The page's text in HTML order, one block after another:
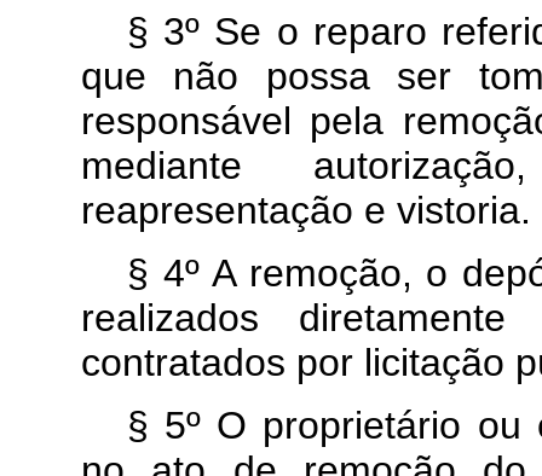
§ 3º Se o reparo
que não possa ser
responsável pela
mediante
reapresentação e vistoria.
§ 4º A remoção, o
realizados
contratados por licitação
§ 5º O proprietário